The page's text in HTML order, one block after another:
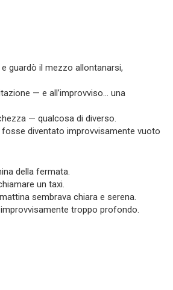
guardò il mezzo allontanarsi,
— e all’improvviso… una
— qualcosa di diverso.
diventato improvvisamente vuoto
della fermata.
un taxi.
sembrava chiara e serena.
troppo profondo.